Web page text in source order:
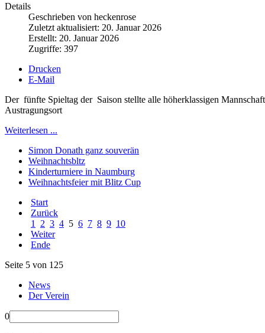
Details
Geschrieben von heckenrose
Zuletzt aktualisiert: 20. Januar 2026
Erstellt: 20. Januar 2026
Zugriffe: 397
Drucken
E-Mail
Der fünfte Spieltag der Saison stellte alle höherklassigen
Austragungsort
Weiterlesen ...
Simon Donath ganz souverän
Weihnachtsbltz
Kinderturniere in Naumburg
Weihnachtsfeier mit Blitz Cup
Start
Zurück
1
2 3 4 5 6 7 8 9 10
Weiter
Ende
Seite 5 von 125
News
Der Verein
0